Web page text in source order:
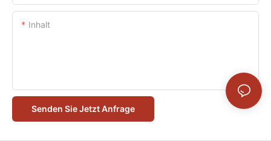
Inhalt
Senden Sie Jetzt Anfrage